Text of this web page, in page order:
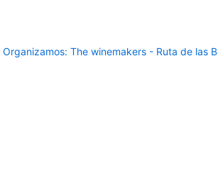
Organizamos: The winemakers - Ruta de las